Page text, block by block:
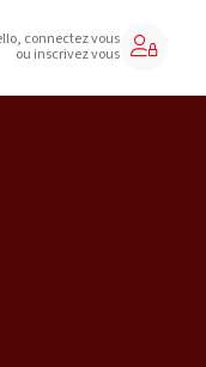
connectez vous
ou inscrivez vous